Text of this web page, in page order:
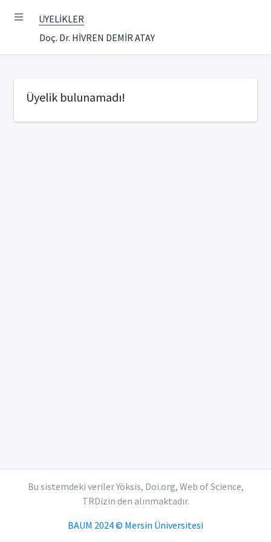
ÜYELİKLER
Doç. Dr. HİVREN DEMİR ATAY
Üyelik bulunamadı!
Bu sistemdeki veriler Yöksis, Doi.org, Web of Science,
TRDizin den alınmaktadır.
BAUM 2024 © Mersin Üniversitesi